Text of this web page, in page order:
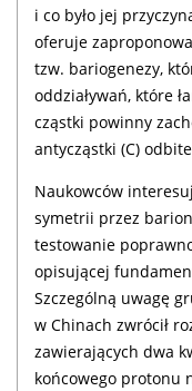
i co było jej
oferuje
tzw. bariogenezy,
oddziaływań, które
cząstki powinny
antycząstki (C)
Naukowców
symetrii przez
testowanie
opisującej
Szczególną uwagę
w Chinach zwrócił
zawierających dwa
końcowego protonu